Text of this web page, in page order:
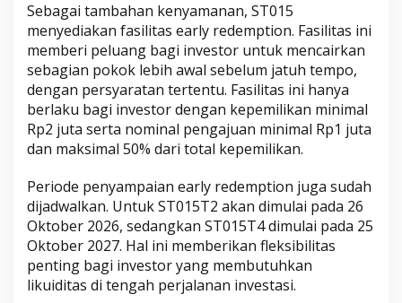
Sebagai tambahan kenyamanan, ST015
menyediakan fasilitas early redemption. Fasilitas ini
memberi peluang bagi investor untuk mencairkan
sebagian pokok lebih awal sebelum jatuh tempo,
dengan persyaratan tertentu. Fasilitas ini hanya
berlaku bagi investor dengan kepemilikan minimal
Rp2 juta serta nominal pengajuan minimal Rp1 juta
dan maksimal 50% dari total kepemilikan.
Periode penyampaian early redemption juga sudah
dijadwalkan. Untuk ST015T2 akan dimulai pada 26
Oktober 2026, sedangkan ST015T4 dimulai pada 25
Oktober 2027. Hal ini memberikan fleksibilitas
penting bagi investor yang membutuhkan
likuiditas di tengah perjalanan investasi.